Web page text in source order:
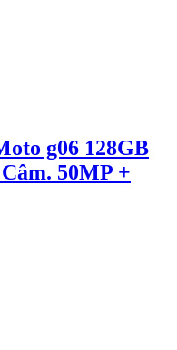
g06 128GB
50MP +